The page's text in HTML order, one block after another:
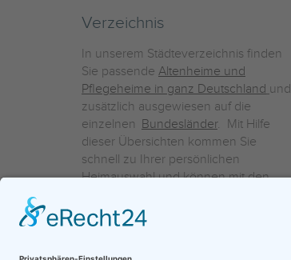
Verzeichnis
In unserem Städteverzeichnis finden
Sie passende Altenheime und
Pflegeheime in ganz Deutschland und
zusätzlich ausgewiesen auf die
einzelnen Bundesländer. Mit Hilfe
dieser Übersichten kommen Sie
schnell zu Ihrer persönlichen
Heimauswahl und können mit den
einzelnen Häuser Leistungsvergleiche
vornehmen.